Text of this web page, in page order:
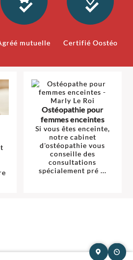
mutuelle Certifié Oostéo
Ostéopathie pour
femmes enceintes
Si vous êtes enceinte,
notre cabinet
d'ostéopathie vous
conseille des
consultations
spécialement pré ...